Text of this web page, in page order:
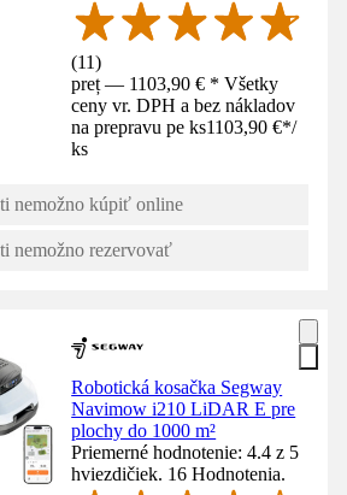
(11)
preț — 1103,90 € * Všetky
ceny vr. DPH a bez nákladov
na prepravu pe ks1103,90 €*/
ks
nemožno kúpiť online
nemožno rezervovať
Robotická kosačka Segway
Navimow i210 LiDAR E pre
plochy do 1000 m²
Priemerné hodnotenie: 4.4 z 5
hviezdičiek. 16 Hodnotenia.